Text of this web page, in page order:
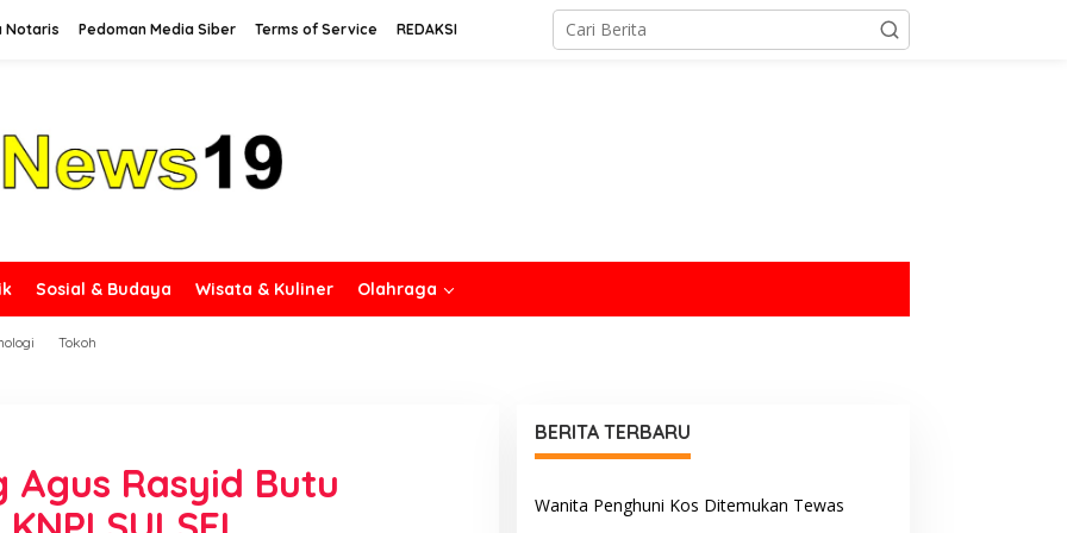
Notaris Pedoman Media Siber Terms of Service REDAKSI
Sosial & Budaya Wisata & Kuliner Olahraga
Tokoh
Agus Rasyid Butu
BERITA TERBARU
Wanita Penghuni Kos Ditemukan Tewas